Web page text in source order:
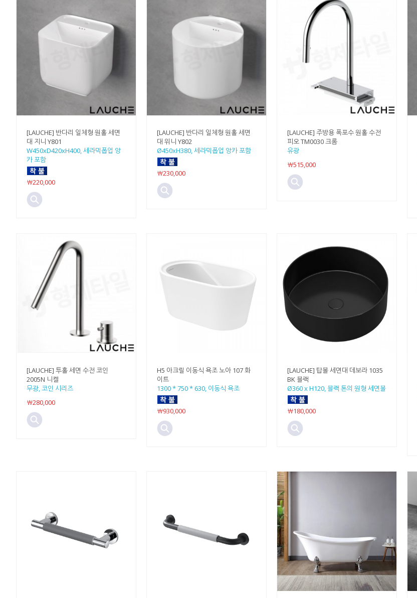
[LAUCHE] 반다리 일체형 원홀 세면
대 지니 Y801
W450xD420xH400, 세라믹폽업 앙
카 포함
￦220,000
[LAUCHE] 반다리 일체형 원홀 세면
대 위니 Y802
Ø450xH380, 세라믹폽업 앙카 포함
￦230,000
[LAUCHE] 주방용 폭포수 원홀 수전
피오 TM0030 크롬
유광
￦515,000
[LAUCHE] 투홀 세면 수전 코인
2005N 니켈
무광, 코인 시리즈
￦280,000
H5 아크릴 이동식 욕조 노아 107 화
이트
1300 * 750 * 630, 이동식 욕조
￦930,000
[LAUCHE] 탑볼 세면대 데보라 1035
BK 블랙
Ø360 x H120, 블랙 톤의 원형 세면볼
￦180,000